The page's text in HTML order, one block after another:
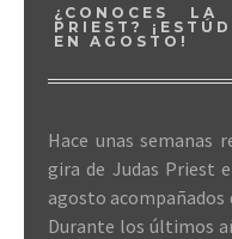
¿CONOCES
PRIEST?
EN AGOSTO!
Hace unas semanas
gira de Judas Priest
agosto acompañados
Durante los últimos